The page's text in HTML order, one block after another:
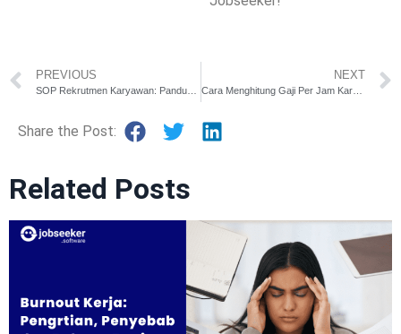
PREVIOUS NEXT
Cara Menghitung Gaji Per Jam Karyawan Sesuai Aturan di Indonesia
Share the Post:
Related Posts